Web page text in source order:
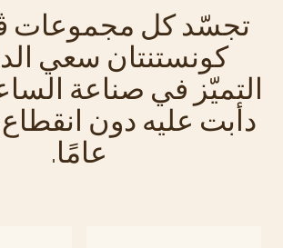
تجسّد كل مجموعات
كونستنتان سعي
التميّز في صناعة
عامًا.